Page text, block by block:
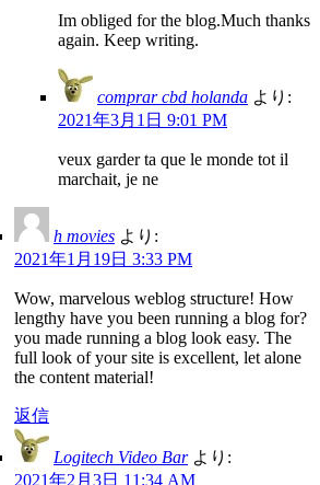
Im obliged for the blog.Much thanks
again. Keep writing.
comprar cbd holanda より:
2021年3月1日 9:01 PM
veux garder ta que le monde tot il
marchait, je ne
h movies より:
2021年1月19日 3:33 PM
Wow, marvelous weblog structure! How
lengthy have you been running a blog for?
you made running a blog look easy. The
full look of your site is excellent, let alone
the content material!
返信
Logitech Video Bar より:
2021年2月3日 11:34 AM